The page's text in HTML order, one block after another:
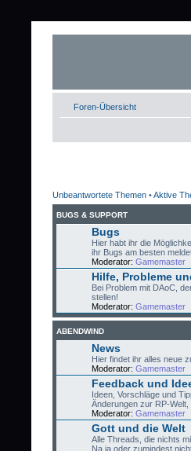
Foren-Übersicht
Unbeantwortete Themen •Aktive
BUGS & SUPPORT
Bugs
Hier habt ihr die
ihr Bugs am besten
Moderator: Gamemaster
Hilfe, Probleme
Bei Problem mit DAoC,
stellen!
Moderator: Gamemaster
ABENDWIND
News
Hier findet ihr alles neue
Moderator: Gamemaster
Feedback und
Ideen, Vorschläge und
Änderungen zur RP-
Moderator: Gamemaster
Gott und die Welt
Alle Threads, die nichts
Na ja oder zumindest